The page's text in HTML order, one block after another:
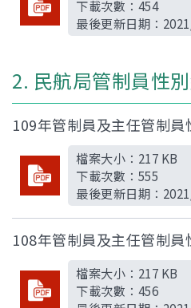
下載次數： 454
最後更新日期：
2. 民航局管制員性
109年管制員及主任管制員
檔案大小： 217 KB
下載次數： 555
最後更新日期：
108年管制員及主任管制員
檔案大小： 217 KB
下載次數： 456